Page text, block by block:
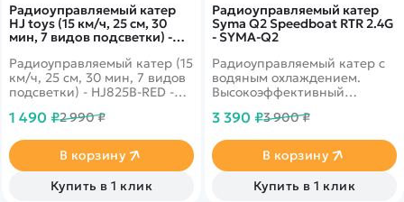
Радиоуправляемый катер
HJ toys (15 км/ч, 25 см, 30
мин, 7 видов подсветки) -
Радиоуправляемый катер (15
км/ч, 25 см, 30 мин, 7 видов
подсветки) - HJ825B-RED -
HJ825 от компании HJ с
подсветкой и возможностью
игры до 30 минут. Катер
предназначен для
использования на озерах,
1 490 ₽2 990 ₽
В корзину
Купить в 1 клик
Радиоуправляемый катер
Syma Q2 Speedboat RTR 2.4G
- SYMA-Q2
Радиоуправляемый катер с
водяным охлаждением.
Высокоэффективный
развить скорость до 30 км в
Система автопереворота.
Установлен датчик воды.
Цвет оранжевый
3 390 ₽3 900 ₽
В корзину
Купить в 1 клик